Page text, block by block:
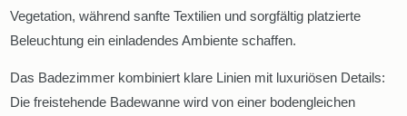
Vegetation, während sanfte Textilien und sorgfältig platzierte
Beleuchtung ein einladendes Ambiente schaffen.
Das Badezimmer kombiniert klare Linien mit luxuriösen Details:
Die freistehende Badewanne wird von einer bodengleichen